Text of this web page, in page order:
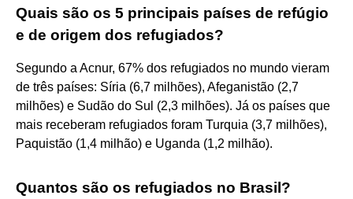
Quais são os 5 principais países de refúgio
e de origem dos refugiados?
Segundo a Acnur, 67% dos refugiados no mundo vieram
de três países: Síria (6,7 milhões), Afeganistão (2,7
milhões) e Sudão do Sul (2,3 milhões). Já os países que
mais receberam refugiados foram Turquia (3,7 milhões),
Paquistão (1,4 milhão) e Uganda (1,2 milhão).
Quantos são os refugiados no Brasil?